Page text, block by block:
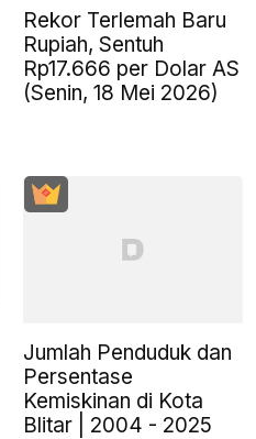
Rekor Terlemah Baru
Rupiah, Sentuh
Rp17.666 per Dolar AS
(Senin, 18 Mei 2026)
Jumlah Penduduk dan
Persentase
Kemiskinan di Kota
Blitar | 2004 - 2025